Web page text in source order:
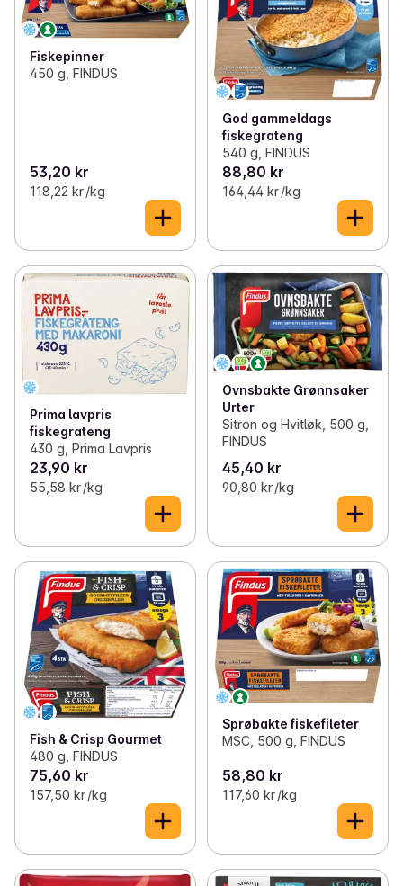
Fiskepinner
450 g, FINDUS
53,20 kr
118,22 kr /kg
God gammeldags
fiskegrateng
540 g, FINDUS
88,80 kr
164,44 kr /kg
Prima lavpris
fiskegrateng
430 g, Prima Lavpris
23,90 kr
55,58 kr /kg
Ovnsbakte Grønnsaker
Urter
Sitron og Hvitløk, 500 g,
FINDUS
45,40 kr
90,80 kr /kg
Fish & Crisp Gourmet
480 g, FINDUS
75,60 kr
157,50 kr /kg
Sprøbakte fiskefileter
MSC, 500 g, FINDUS
58,80 kr
117,60 kr /kg